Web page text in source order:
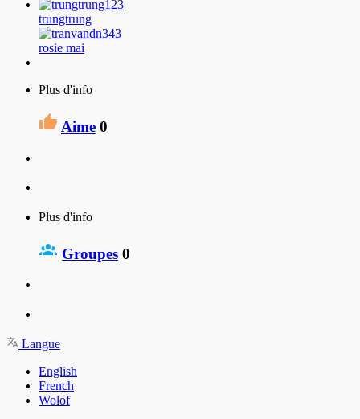
trungtrung
rosie mai
Plus d'info
Aime 0
Plus d'info
Groupes 0
Langue
English
French
Wolof